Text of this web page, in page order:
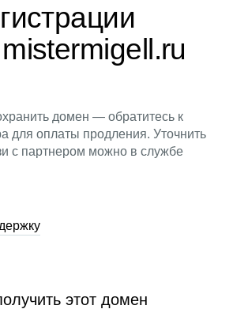
домен — обратитесь к
для оплаты продления. Уточнить
с партнером можно в службе
этот домен